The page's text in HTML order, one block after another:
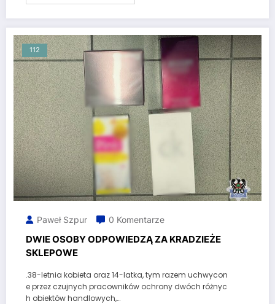
112
Paweł Szpur 0 Komentarze
DWIE OSOBY ODPOWIEDZĄ ZA KRADZIEŻE
SKLEPOWE
.38-letnia kobieta oraz 14-latka, tym razem uchwycon
e przez czujnych pracowników ochrony dwóch różnyc
h obiektów handlowych,…